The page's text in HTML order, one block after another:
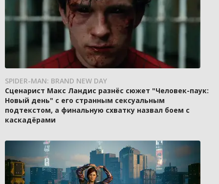
SPIDER-MAN: BRAND NEW DAY
Сценарист Макс Ландис разнёс сюжет "Человек-паук:
Новый день" с его странным сексуальным
подтекстом, а финальную схватку назвал боем с
каскадёрами